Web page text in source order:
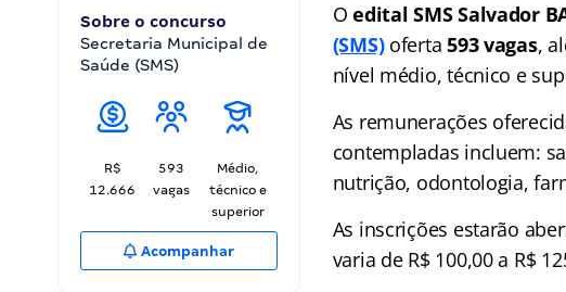
Sobre o concurso
Secretaria Municipal de
Saúde (SMS)
R$
12.666
593
vagas
Médio,
técnico e
superior
Acompanhar
Oedital SMS Salvador
(SMS) oferta593 vagas,
nível médio, técnico e
As remunerações
contempladas incluem:
nutrição, odontologia,
As inscrições estarão
varia de R$ 100,00 a R$